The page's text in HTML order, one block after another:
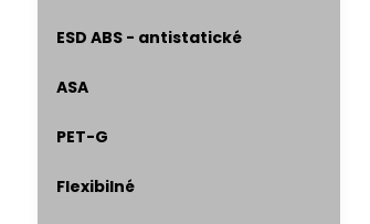
ESD ABS - antistatické
ASA
PET-G
Flexibilné